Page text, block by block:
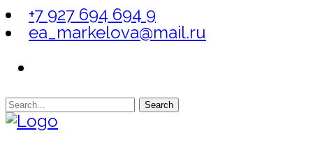
+7 927 694 694 9
ea_markelova@mail.ru
Search